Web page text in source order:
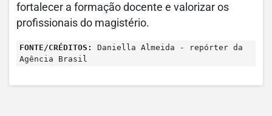
fortalecer a formação docente e valorizar os
profissionais do magistério.
FONTE/CRÉDITOS:
Daniella Almeida - repórter da
Agência Brasil